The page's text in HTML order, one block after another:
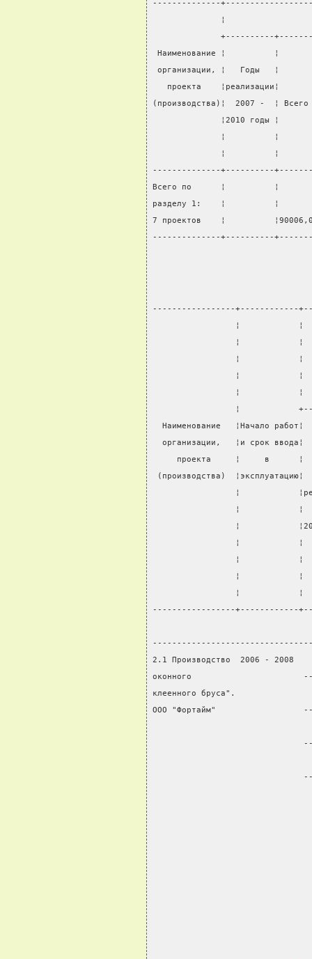
--------------
¦
+----------
Наименование ¦          ¦
организации, ¦   Годы   ¦
проекта    ¦реализации¦
(производства)¦  2007 -  ¦
¦2010 годы ¦
¦          ¦
¦          ¦
--------------+----------
Всего по      ¦          ¦
разделу 1:    ¦          ¦
7 проектов    ¦
--------------+----------
-----------------+------------
¦            ¦
¦            ¦
¦            ¦
¦            ¦
¦            ¦
¦
Наименование   ¦Начало работ¦
организации,   ¦и срок ввода¦
проекта     ¦     в      ¦
(производства)
¦
¦            ¦
¦
¦            ¦
¦            ¦
¦            ¦
¦            ¦
-----------------+------------
2.1 Производство  2006 -
оконного
клеенного бруса".
ООО "Фортайм"